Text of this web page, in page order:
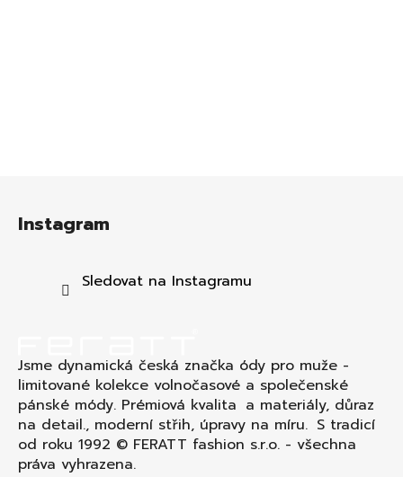
Instagram
Sledovat na Instagramu
Jsme dynamická česká značka ódy pro muže -
limitované kolekce volnočasové a společenské
pánské módy. Prémiová kvalita a materiály, důraz
na detail., moderní střih, úpravy na míru. S tradicí
od roku 1992 © FERATT fashion s.r.o. - všechna
práva vyhrazena.